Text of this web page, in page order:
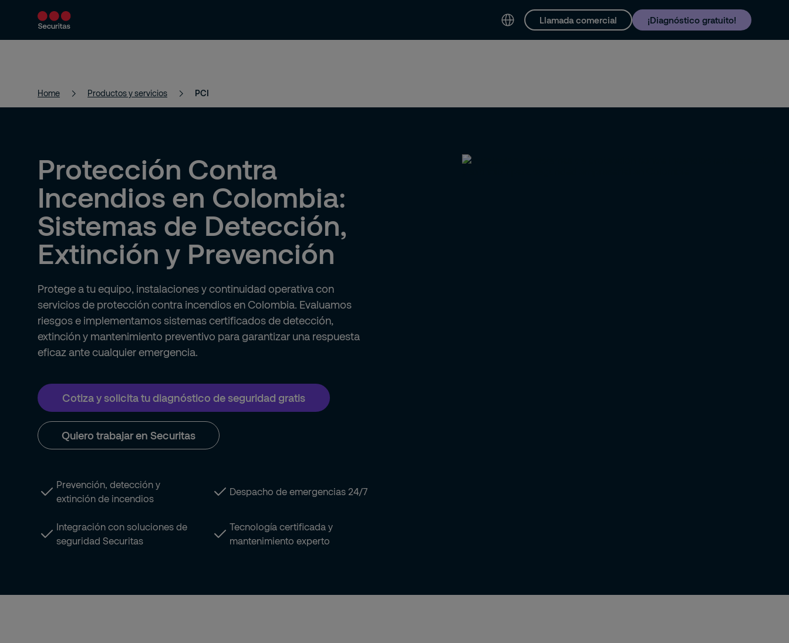
Llamada comercial ¡Diagnóstico gratuito!
Productos y servicios Soluciones de seguridad Noticias & Perspectivas Contáctenos y soporte Trabaja con nosotros
Home Productos y servicios PCI
Protección Contra
Incendios en Colombia:
Sistemas de Detección,
Extinción y Prevención
Protege a tu equipo, instalaciones y continuidad operativa con
servicios de protección contra incendios en Colombia. Evaluamos
riesgos e implementamos sistemas certificados de detección,
extinción y mantenimiento preventivo para garantizar una respuesta
eficaz ante cualquier emergencia.
Cotiza y solicita tu diagnóstico de seguridad gratis
Quiero trabajar en Securitas
Prevención, detección y
extinción de incendios
Despacho de emergencias 24/7
Integración con soluciones de
seguridad Securitas
Tecnología certificada y
mantenimiento experto